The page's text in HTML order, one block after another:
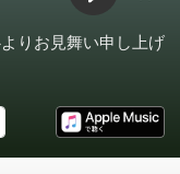
りお見舞い申し上げ